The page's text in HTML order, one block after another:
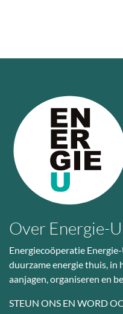
Over Energie-U
Energiecoöperatie
duurzame energie thuis, in
aanjagen, organiseren en
STEUN ONS EN WORD